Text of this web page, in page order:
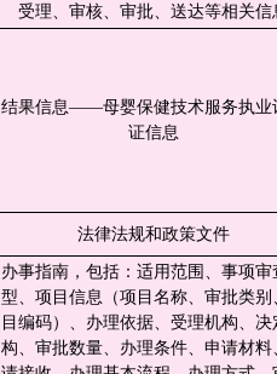
受理、审核、审批、送达等相关信
结果信息——母婴保健技术服务执业
证信息
法律法规和政策文件
办事指南，包括：适用范围、事项审
型、项目信息（项目名称、审批类别
目编码）、办理依据、受理机构、决
构、审批数量、办理条件、申请材料